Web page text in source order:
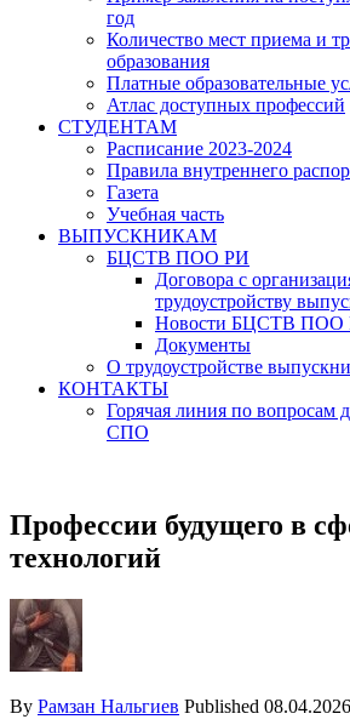
год
Количество мест приема и
образования
Платные образовательные
Атлас доступных профессий
СТУДЕНТАМ
Расписание 2023-2024
Правила внутреннего
Газета
Учебная часть
ВЫПУСКНИКАМ
БЦСТВ ПОО РИ
Договора с
трудоустройству
Новости БЦСТВ ПОО
Документы
О трудоустройстве
КОНТАКТЫ
Горячая линия по вопросам
СПО
Профессии будущего в
технологий
By Рамзан Нальгиев Published 08.04.2026